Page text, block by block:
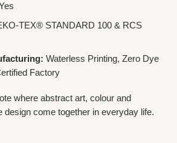
TEX® STANDARD 100 & RCS
Waterless Printing, Zero Dye
Factory
where abstract art, colour and
design come together in everyday life.